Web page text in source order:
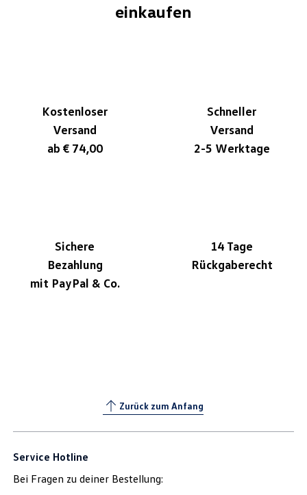
einkaufen
Kostenloser
Versand
ab € 74,00
Schneller
Versand
2-5 Werktage
Sichere
Bezahlung
mit PayPal & Co.
14 Tage
Rückgaberecht
Zurück zum Anfang
Service Hotline
Bei Fragen zu deiner Bestellung: